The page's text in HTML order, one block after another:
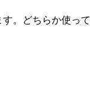
。どちらか使って